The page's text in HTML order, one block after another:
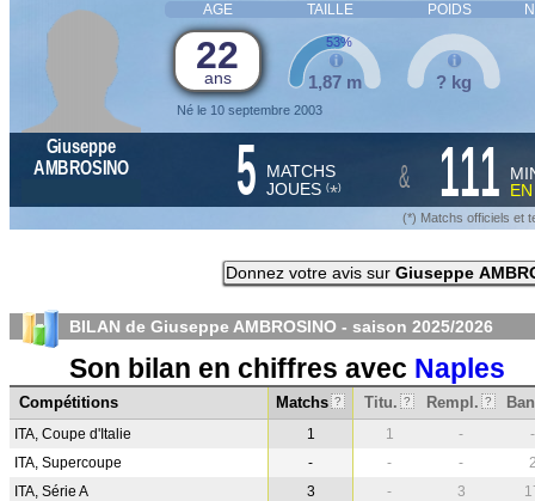
AGE TAILLE POIDS
22
ans
Né le 10 septembre 2003
1,87 m
53%
? kg
Giuseppe
AMBROSINO
5 MATCHS
JOUES (*) & 111
(*) Matchs officiels et
Donnez votre avis sur Giuseppe
BILAN de Giuseppe AMBROSINO - saison 2025/2026
Son bilan en chiffres avec Naples
Compétitions Matchs ? Titu. ? Rempl. ?
ITA, Coupe d'Italie 1 1 -
-
ITA, Supercoupe
- - -
ITA, Série A
3 - 3